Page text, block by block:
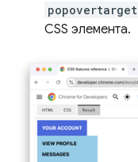
popovertarget
CSS элемента.